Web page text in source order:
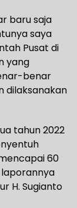
baru saja
saya
Pusat di
yang
benar
dilaksanakan
tahun 2022
60
H. Sugianto